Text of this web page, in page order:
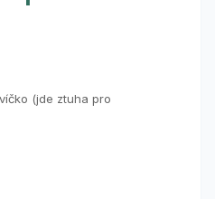
(jde ztuha pro